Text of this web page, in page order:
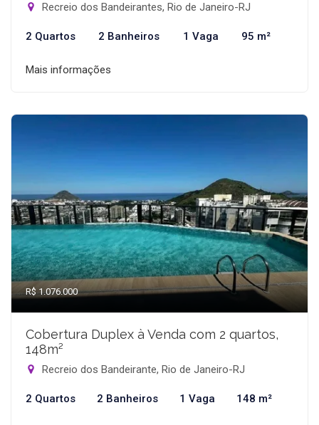
Recreio dos Bandeirantes, Rio de Janeiro-RJ
2 Quartos 2 Banheiros 1 Vaga 95 m²
Mais informações
R$ 1.076.000
Cobertura Duplex à Venda com 2 quartos,
148m²
Recreio dos Bandeirante, Rio de Janeiro-RJ
2 Quartos 2 Banheiros 1 Vaga 148 m²